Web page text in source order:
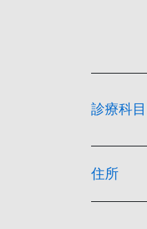
診療科目
住所